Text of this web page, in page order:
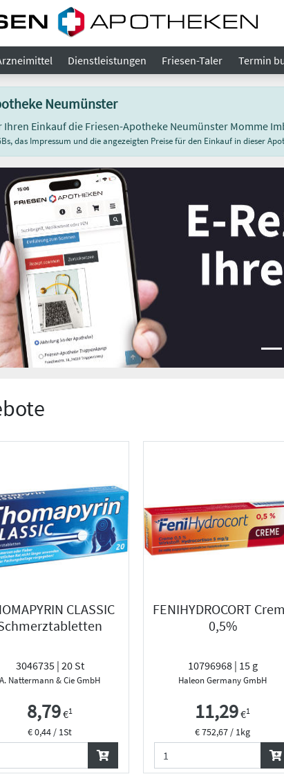
Dienstleistungen Friesen-Taler Termin
Neumünster
Ihren Einkauf die Friesen-Apotheke Neumünster Momme
das Impressum und die angezeigten Preise für den Einkauf in dieser
CLASSIC
3046735 | 20 St
A. Nattermann & Cie GmbH
8,79€1
€ 0,44 / 1St
FENIHYDROCORT
0,5%
10796968 | 15 g
Haleon Germany GmbH
11,29€1
€ 752,67 / 1kg